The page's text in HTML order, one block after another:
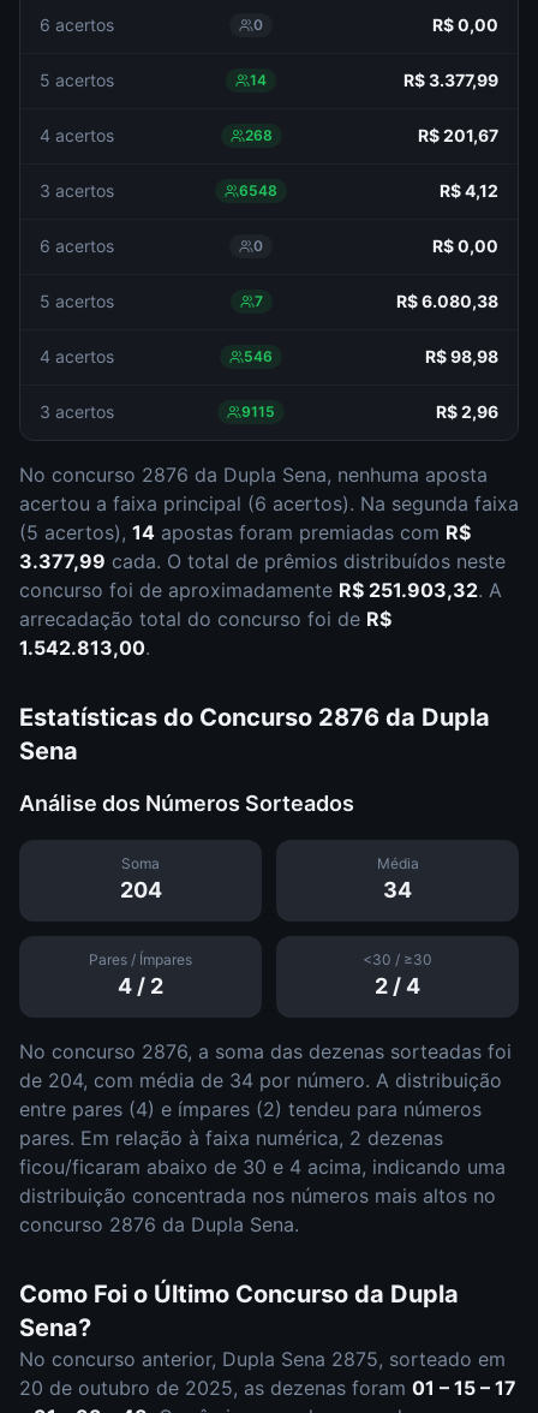
6 acertos 0 R$ 0,00
5 acertos 14 R$ 3.377,99
4 acertos 268 R$ 201,67
3 acertos 6548 R$ 4,12
6 acertos 0 R$ 0,00
5 acertos 7 R$ 6.080,38
4 acertos 546 R$ 98,98
3 acertos 9115 R$ 2,96
No concurso 2876 da Dupla Sena, nenhuma aposta
acertou a faixa principal (6 acertos). Na segunda faixa
(5 acertos), 14 apostas foram premiadas com R$
3.377,99 cada. O total de prêmios distribuídos neste
concurso foi de aproximadamente R$ 251.903,32. A
arrecadação total do concurso foi de R$
1.542.813,00.
Estatísticas do Concurso 2876 da Dupla
Sena
Análise dos Números Sorteados
Soma
204
Média
34
Pares / Ímpares
4 / 2
<30 / ≥30
2 /4
No concurso 2876, a soma das dezenas sorteadas foi
de 204, com média de 34 por número. A distribuição
entre pares (4) e ímpares (2) tendeu para números
pares. Em relação à faixa numérica, 2 dezenas
ficou/ficaram abaixo de 30 e 4 acima, indicando uma
distribuição concentrada nos números mais altos no
concurso 2876 da Dupla Sena.
Como Foi o Último Concurso da Dupla
Sena?
No concurso anterior, Dupla Sena 2875, sorteado em
20 de outubro de 2025, as dezenas foram 01 – 15 – 17